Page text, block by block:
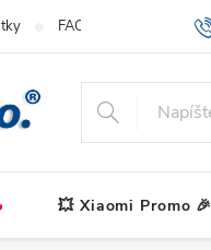
FAQ
💥 Xiaomi Promo 🎉